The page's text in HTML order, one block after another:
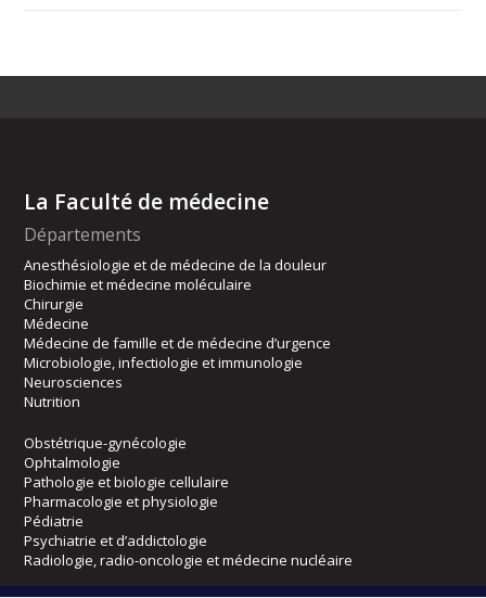
La Faculté de médecine
Départements
Anesthésiologie et de médecine de la douleur
Biochimie et médecine moléculaire
Chirurgie
Médecine
Médecine de famille et de médecine d’urgence
Microbiologie, infectiologie et immunologie
Neurosciences
Nutrition
Obstétrique-gynécologie
Ophtalmologie
Pathologie et biologie cellulaire
Pharmacologie et physiologie
Pédiatrie
Psychiatrie et d’addictologie
Radiologie, radio-oncologie et médecine nucléaire